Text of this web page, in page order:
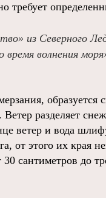
требует
из Северного
волнения
образуется
разделяет
ветер и вода
от этого их края
сантиметров до